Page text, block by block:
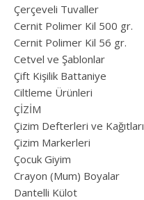
Çerçeveli Tuvaller
Cernit Polimer Kil 500 gr.
Cernit Polimer Kil 56 gr.
Cetvel ve Şablonlar
Çift Kişilik Battaniye
Ciltleme Ürünleri
ÇİZİM
Çizim Defterleri ve Kağıtları
Çizim Markerleri
Çocuk Giyim
Crayon (Mum) Boyalar
Dantelli Külot